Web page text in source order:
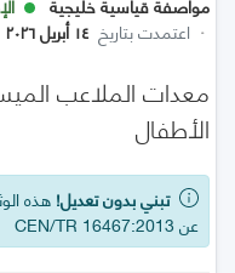
· اعتمدت بتاريخ ١٤ أبريل ٢٠٢٦
معدات الملاعب
الأطفال
تبني بدون تعديل! هذه
عن CEN/TR 16467:2013